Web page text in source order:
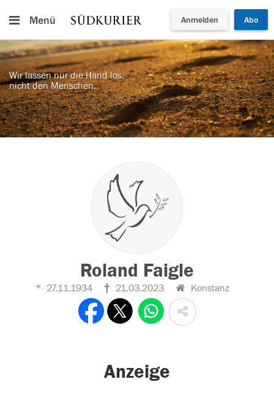
Menü Anmelden Abo
Wir lassen nur die Hand los,
nicht den Menschen.
Roland Faigle
27.11.1934 21.03.2023 Konstanz
Anzeige